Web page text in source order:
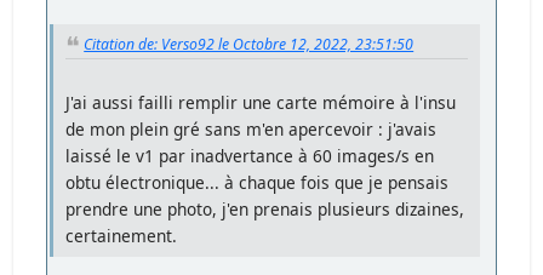
Citation de: Verso92 le Octobre 12, 2022, 23:51:50
J'ai aussi failli remplir une carte mémoire à l'insu
de mon plein gré sans m'en apercevoir : j'avais
laissé le v1 par inadvertance à 60 images/s en
obtu électronique... à chaque fois que je pensais
prendre une photo, j'en prenais plusieurs dizaines,
certainement.